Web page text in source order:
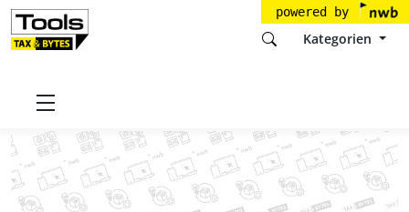
powered by
Kategorien
Startseite